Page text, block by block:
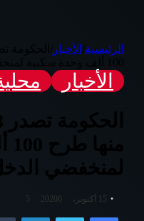
الرئيسية الأخبار
الأخبار
لمنخفضي
15 أكتوبر، 2020 0